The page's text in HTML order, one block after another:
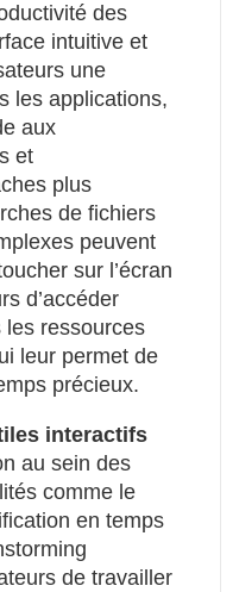
des
intuitive et
une
les applications,
aux
et
plus
de fichiers
peuvent
sur l’écran
d’accéder
les ressources
leur permet de
précieux.
interactifs
au sein des
comme le
en temps
de travailler